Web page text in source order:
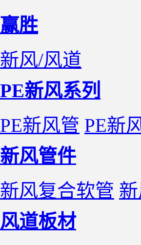
赢胜
新风/风道
PE新风系列
PE新风管 PE新
新风管件
新风复合软管
风道板材